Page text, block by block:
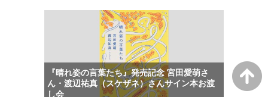
『晴れ姿の言葉たち』発売記念 宮田愛萌さ
ん・渡辺祐真（スケザネ）さんサイン本お渡
し会